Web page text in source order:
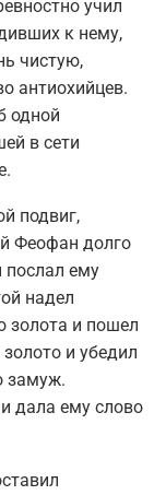
учил
к нему,
чистую,
антиохийцев.
одной
в сети
подвиг,
Феофан долго
послал ему
надел
золота и пошел
и убедил
замуж.
дала ему слово